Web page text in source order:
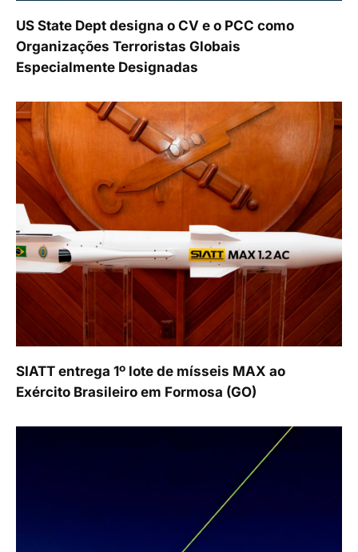
US State Dept designa o CV e o PCC como
Organizações Terroristas Globais
Especialmente Designadas
SIATT entrega 1º lote de mísseis MAX ao
Exército Brasileiro em Formosa (GO)